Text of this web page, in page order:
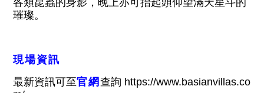
各類昆蟲的身影，晚上亦可抬起頭仰望滿天星斗的
璀璨。
現場資訊
最新資訊可至官網 查詢 https://www.basianvillas.co